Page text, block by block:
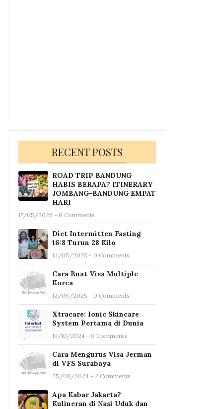
RECENT POSTS
ROAD TRIP BANDUNG
HABIS BERAPA? ITINERARY
JOMBANG-BANDUNG EMPAT
HARI
17/05/2026 - 0 Comments
Diet Intermitten Fasting
16:8 Turun 28 Kilo
13/05/2025 - 0 Comments
Cara Buat Visa Multiple
Korea
12/05/2025 - 0 Comments
Xtracare: Ionic Skincare
System Pertama di Dunia
19/10/2024 - 0 Comments
Cara Mengurus Visa Jerman
di VFS Surabaya
25/08/2024 - 2 Comments
Apa Kabar Jakarta?
Kulineran di Nasi Uduk dan